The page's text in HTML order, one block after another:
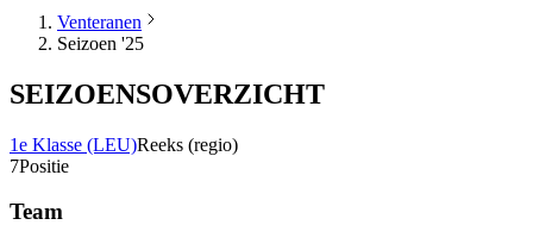
Venteranen
Seizoen '25
SEIZOENSOVERZICHT
1e Klasse (LEU)Reeks (regio)
7Positie
Team